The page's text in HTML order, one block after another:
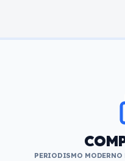
PERIODISMO